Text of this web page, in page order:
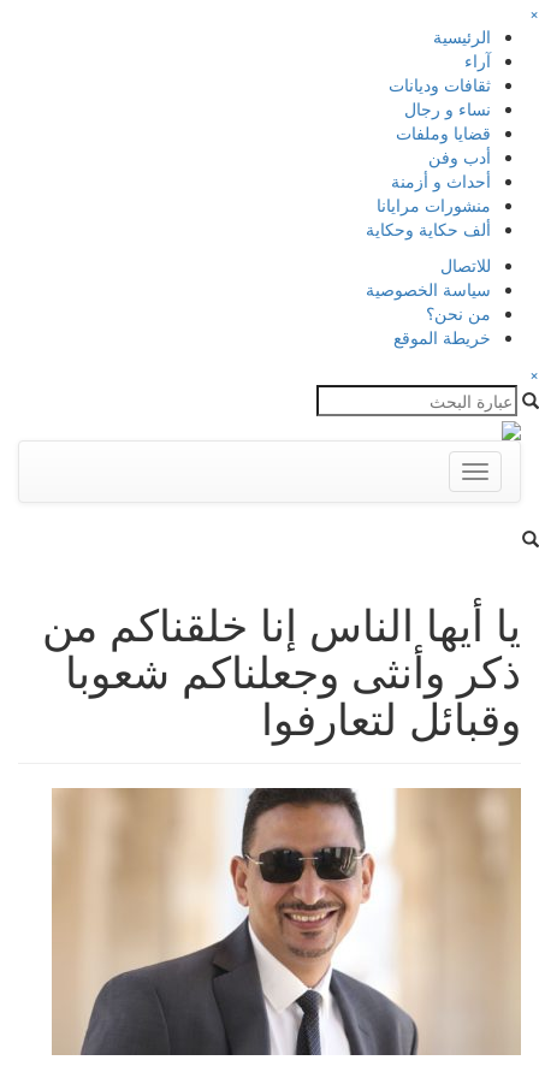
×
الرئيسية
آراء
ثقافات وديانات
نساء و رجال
قضايا وملفات
أدب وفن
أحداث و أزمنة
منشورات مرايانا
ألف حكاية وحكاية
للاتصال
سياسة الخصوصية
من نحن؟
خريطة الموقع
×
Toggle
navigation
يا أيها الناس إنا خلقناكم من
ذكر وأنثى وجعلناكم شعوبا
وقبائل لتعارفوا